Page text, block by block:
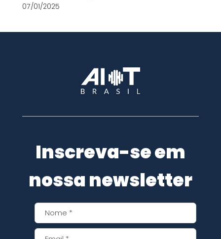
07/01/2025
Inscreva-se em
nossa newsletter